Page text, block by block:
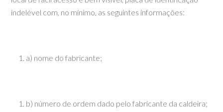
indelével com, no mínimo, as seguintes informações:
a) nome do fabricante;
b) número de ordem dado pelo fabricante da caldeira;